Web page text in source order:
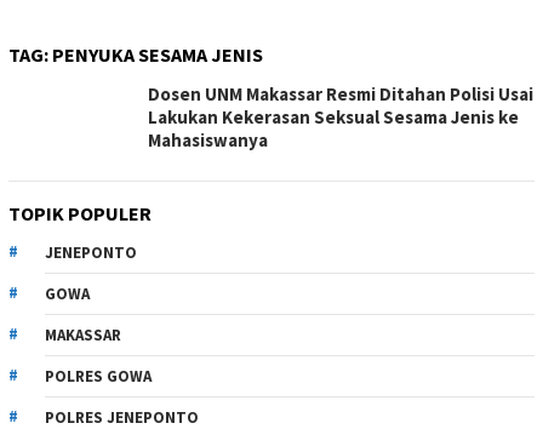
TAG: PENYUKA SESAMA JENIS
Dosen UNM Makassar Resmi Ditahan Polisi Usai
Lakukan Kekerasan Seksual Sesama Jenis ke
Mahasiswanya
TOPIK POPULER
JENEPONTO
GOWA
MAKASSAR
POLRES GOWA
POLRES JENEPONTO